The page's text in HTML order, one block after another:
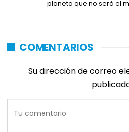
planeta que no será el
COMENTARIOS
Su dirección de correo